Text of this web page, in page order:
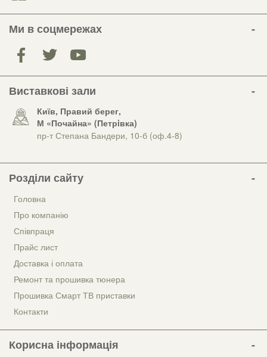
Ми в соцмережах
Виставкові зали
Київ, Правий берег,
М «Почайна» (Петрiвка)
пр-т Степана Бандери, 10-б (оф.4-8)
Розділи сайту
Головна
Про компанію
Співпраця
Прайс лист
Доставка і оплата
Ремонт та прошивка тюнера
Прошивка Смарт ТВ приставки
Контакти
Корисна інформація